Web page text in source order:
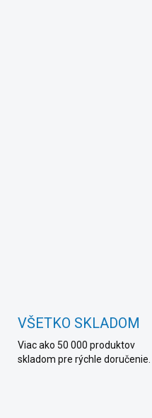
VŠETKO SKLADOM
Viac ako 50 000 produktov
skladom pre rýchle doručenie.